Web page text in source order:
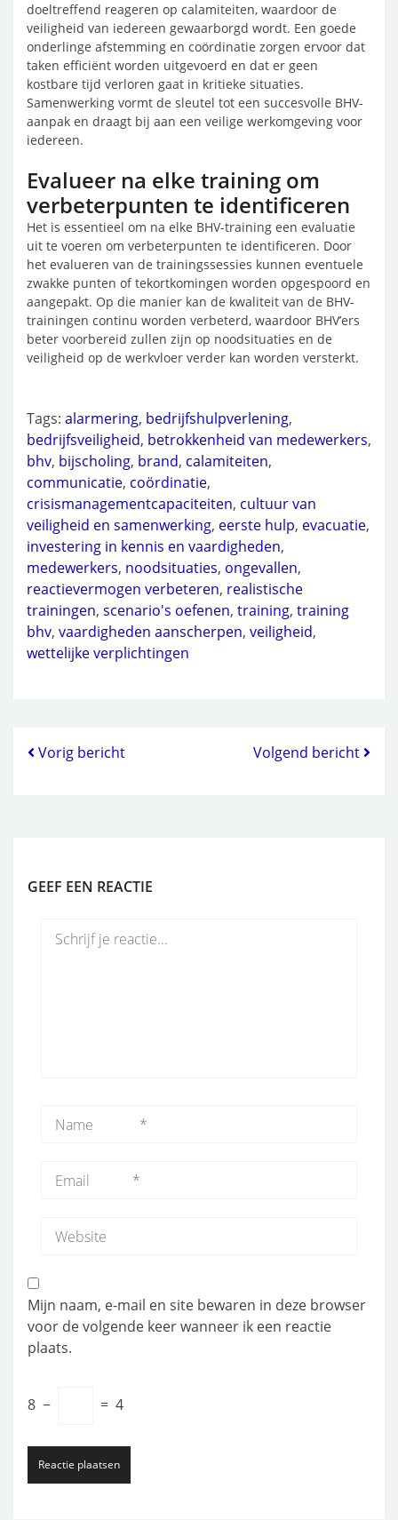
doeltreffend reageren op calamiteiten, waardoor de
veiligheid van iedereen gewaarborgd wordt. Een goede
onderlinge afstemming en coördinatie zorgen ervoor dat
taken efficiënt worden uitgevoerd en dat er geen
kostbare tijd verloren gaat in kritieke situaties.
Samenwerking vormt de sleutel tot een succesvolle BHV-
aanpak en draagt bij aan een veilige werkomgeving voor
iedereen.
Evalueer na elke training om
verbeterpunten te identificeren
Het is essentieel om na elke BHV-training een evaluatie
uit te voeren om verbeterpunten te identificeren. Door
het evalueren van de trainingssessies kunnen eventuele
zwakke punten of tekortkomingen worden opgespoord en
aangepakt. Op die manier kan de kwaliteit van de BHV-
trainingen continu worden verbeterd, waardoor BHV’ers
beter voorbereid zullen zijn op noodsituaties en de
veiligheid op de werkvloer verder kan worden versterkt.
Tags: alarmering, bedrijfshulpverlening,
bedrijfsveiligheid, betrokkenheid van medewerkers,
bhv, bijscholing, brand, calamiteiten,
communicatie, coördinatie,
crisismanagementcapaciteiten, cultuur van
veiligheid en samenwerking, eerste hulp, evacuatie,
investering in kennis en vaardigheden,
medewerkers, noodsituaties, ongevallen,
reactievermogen verbeteren, realistische
trainingen, scenario's oefenen, training, training
bhv, vaardigheden aanscherpen, veiligheid,
wettelijke verplichtingen
Vorig bericht Volgend bericht
GEEF EEN REACTIE
Mijn naam, e-mail en site bewaren in deze browser
voor de volgende keer wanneer ik een reactie
plaats.
8 − = 4